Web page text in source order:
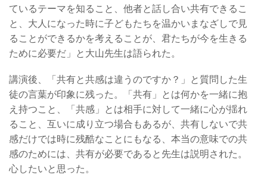
ているテーマを知ること、他者と話し合い共有できるこ
と、大人になった時に子どもたちを温かいまなざしで見
ることができるかを考えることが、君たちが今を生きる
ために必要だ」と大山先生は語られた。
講演後、「共有と共感は違うのですか？」と質問した生
徒の言葉が印象に残った。「共有」とは何かを一緒に抱
え持つこと、「共感」とは相手に対して一緒に心が揺れ
ること、互いに成り立つ場合もあるが、共有しないで共
感だけでは時に残酷なことにもなる、本当の意味での共
感のためには、共有が必要であると先生は説明された。
心したいと思った。